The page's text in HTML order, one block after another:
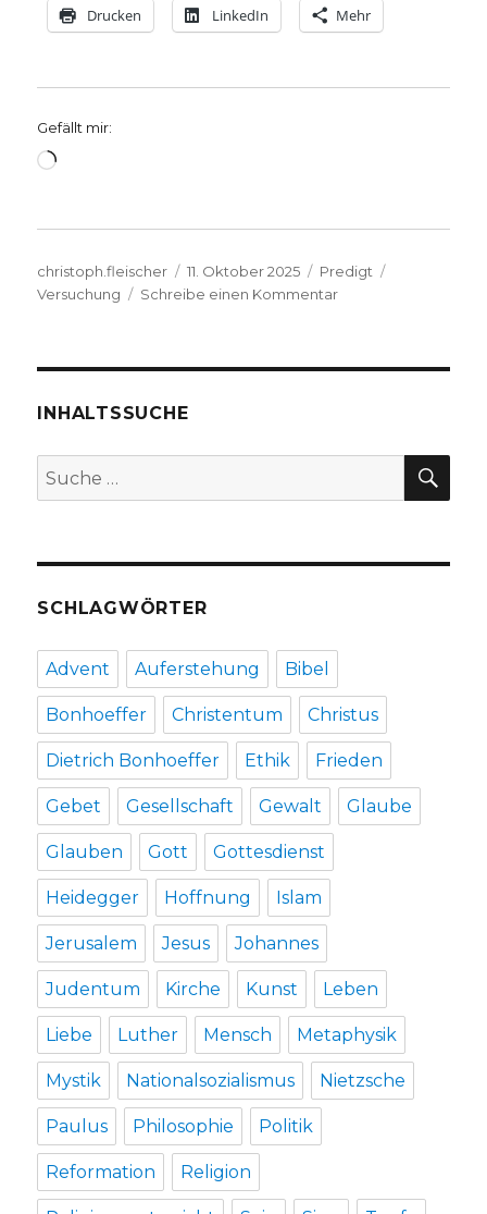
Drucken LinkedIn Mehr
Gefällt mir:
Wird
Autor
christoph.fleischer
Veröffentlicht
am
11. Oktober 2025 Kategorien
Predigt
Versuchung
Schreibe einen Kommentarzu
Joachim
Herzogenrath
INHALTSSUCHE
Suche
nach:
SCHLAGWÖRTER
Advent Auferstehung Bibel
Bonhoeffer Christentum Christus
Dietrich Bonhoeffer Ethik Frieden
Gebet Gesellschaft Gewalt Glaube
Glauben Gott Gottesdienst
Heidegger Hoffnung Islam
Jerusalem Jesus Johannes
Judentum Kirche Kunst Leben
Liebe Luther Mensch Metaphysik
Mystik Nationalsozialismus Nietzsche
Paulus Philosophie Politik
Reformation Religion